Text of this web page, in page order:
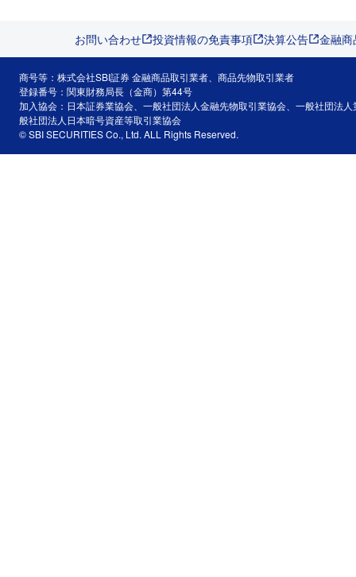
お問い合わせ 投資情報の免責事項 決算公告 金融
商号等：株式会社SBI証券 金融商品取引業者、商品先物取引業者
登録番号：関東財務局長（金商）第44号
加入協会：日本証券業協会、一般社団法人金融先物取引業協会、一般社団法
般社団法人日本暗号資産等取引業協会
© SBI SECURITIES Co., Ltd. ALL Rights Reserved.